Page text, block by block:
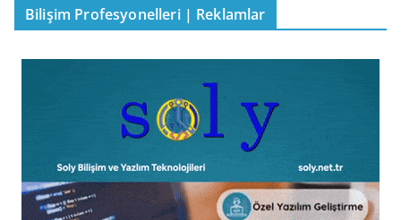
Bilişim Profesyonelleri | Reklamlar